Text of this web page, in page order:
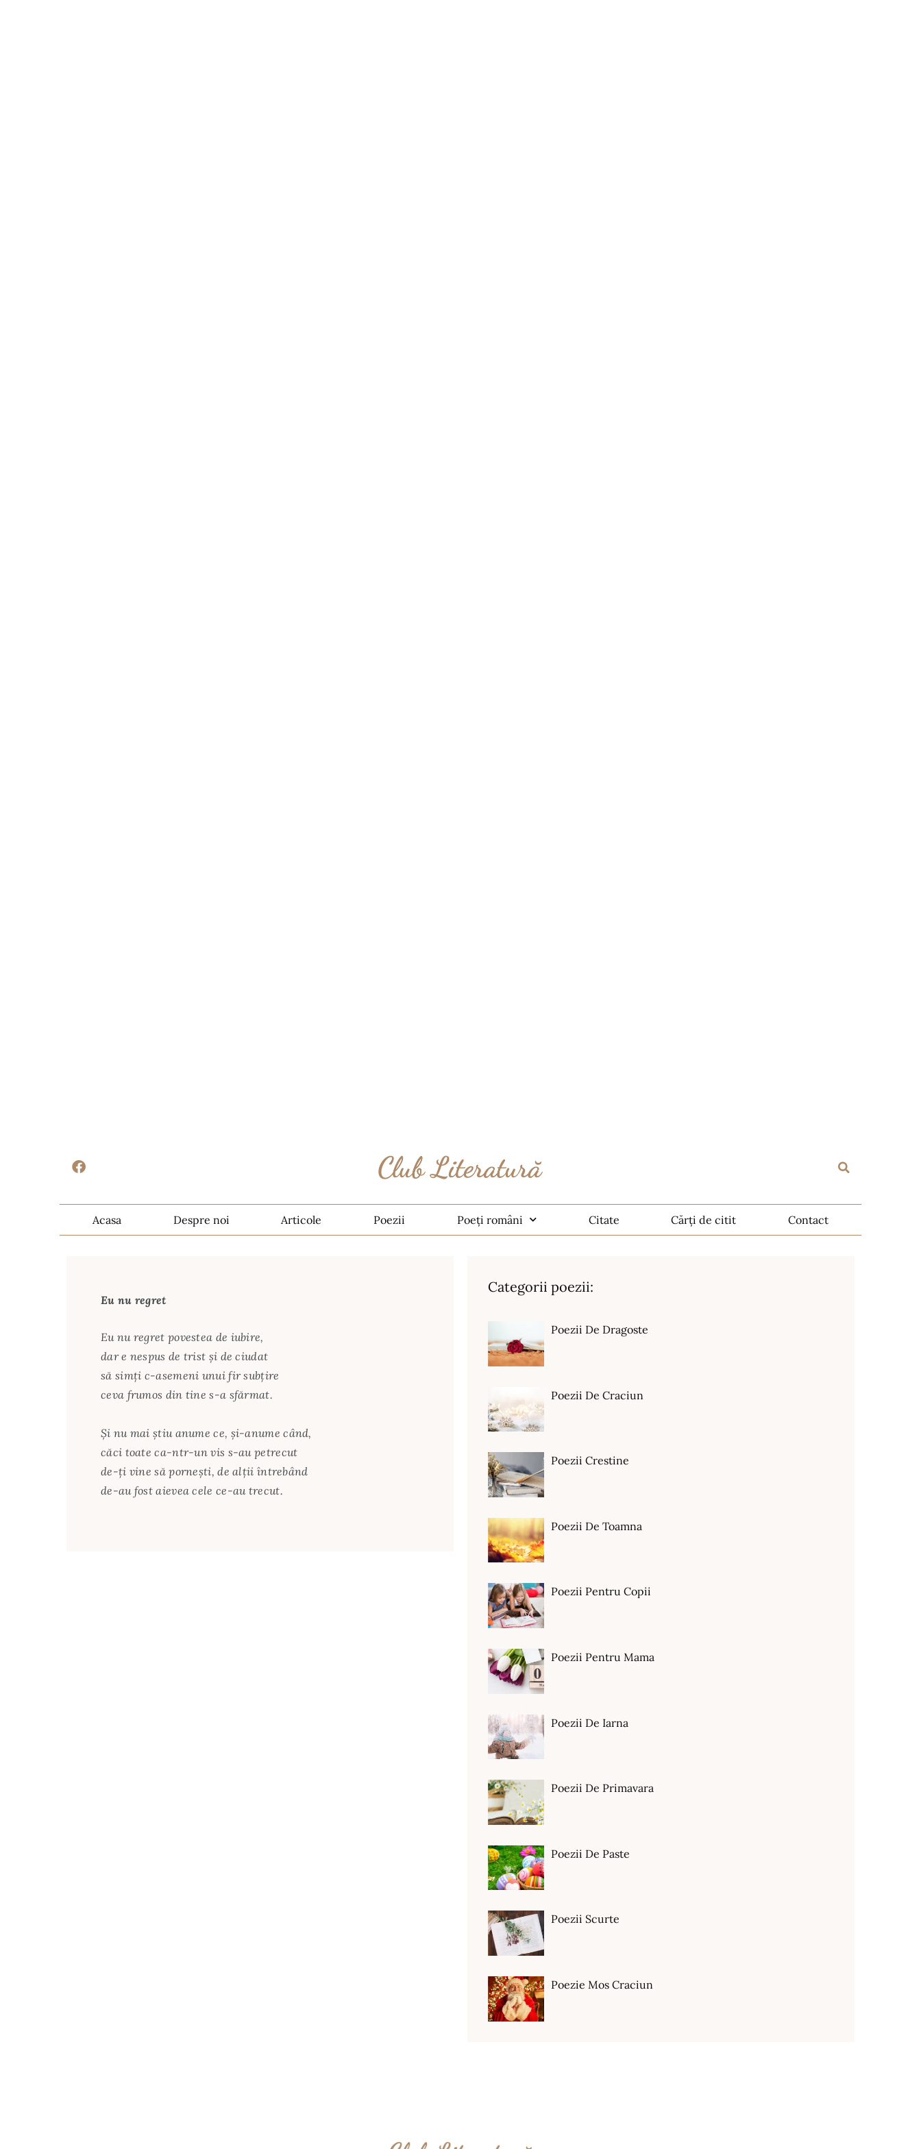
Acasa Despre noi Articole Poezii Poeți români Citate Cărți de citit Contact
Eu nu regret
Eu nu regret povestea de iubire,
dar e nespus de trist și de ciudat
să simți c-asemeni unui fir subțire
ceva frumos din tine s-a sfărmat.
Și nu mai știu anume ce, și-anume când,
căci toate ca-ntr-un vis s-au petrecut
de-ți vine să pornești, de alții întrebând
de-au fost aievea cele ce-au trecut.
Categorii poezii:
Poezii De Dragoste
Poezii De Craciun
Poezii Crestine
Poezii De Toamna
Poezii Pentru Copii
Poezii Pentru Mama
Poezii De Iarna
Poezii De Primavara
Poezii De Paste
Poezii Scurte
Poezie Mos Craciun